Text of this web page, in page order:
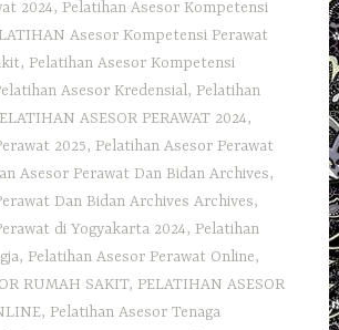
2024, Pelatihan Asesor Kompetensi
Asesor Kompetensi Perawat
, Pelatihan Asesor Kompetensi
Asesor Kredensial, Pelatihan
ASESOR PERAWAT 2024,
2025, Pelatihan Asesor Perawat
Asesor Perawat Dan Bidan Archives,
Dan Bidan Archives Archives,
di Yogyakarta 2024, Pelatihan
, Pelatihan Asesor Perawat Online,
RUMAH SAKIT, PELATIHAN ASESOR
, Pelatihan Asesor Tenaga